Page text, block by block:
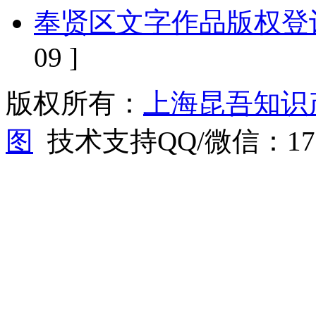
奉贤区文字作品版权
09 ]
版权所有：
上海昆吾知
图
技术支持QQ/微信：